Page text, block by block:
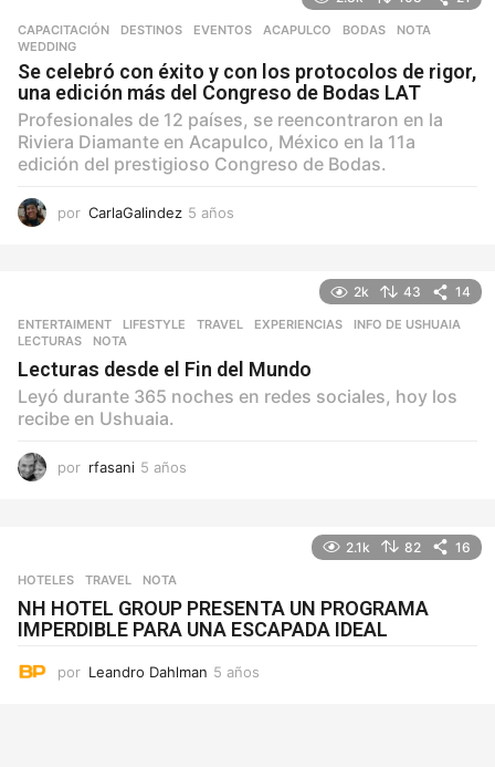
CAPACITACIÓN ,DESTINOS ,EVENTOS ACAPULCO ,BODAS ,NOTA
WEDDING
Se celebró con éxito y con los protocolos de rigor,
una edición más del Congreso de Bodas LAT
Profesionales de 12 países, se reencontraron en la
Riviera Diamante en Acapulco, México en la 11a
edición del prestigioso Congreso de Bodas.
por CarlaGalindez 5 años
2k 43 14
ENTERTAIMENT ,LIFESTYLE ,TRAVEL EXPERIENCIAS ,INFO DE USHUAIA
LECTURAS
,NOTA
Lecturas desde el Fin del Mundo
Leyó durante 365 noches en redes sociales, hoy los
recibe en Ushuaia.
por rfasani 5 años
2.1k 82 16
HOTELES ,TRAVEL NOTA
NH HOTEL GROUP PRESENTA UN PROGRAMA
IMPERDIBLE PARA UNA ESCAPADA IDEAL
por Leandro Dahlman 5 años